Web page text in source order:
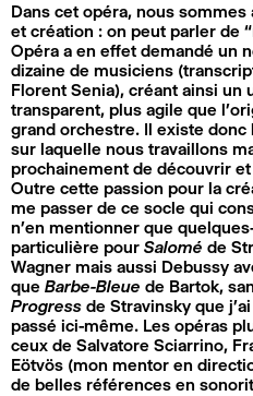
Dans cet opéra, nous
et création : on peut parler de
Opéra a en effet demandé un
dizaine de musiciens
Florent Senia), créant ainsi un
transparent, plus agile que
grand orchestre. Il existe
sur laquelle nous travaillons
prochainement de découvrir
Outre cette passion pour la
me passer de ce socle qui
n’en mentionner que
particulière pour Salomé de
Wagner mais aussi Debussy
que Barbe-Bleue de Bartok,
Progress de Stravinsky que
passé ici-même. Les opéras
ceux de Salvatore Sciarrino,
Eötvös (mon mentor en
de belles références en